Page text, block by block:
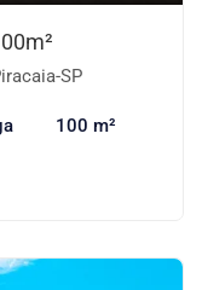
SP
100 m²